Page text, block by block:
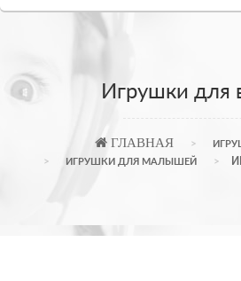
Игрушки для
ГЛАВНАЯ
ИГРУШКИ ДЛЯ МАЛЫШЕЙ